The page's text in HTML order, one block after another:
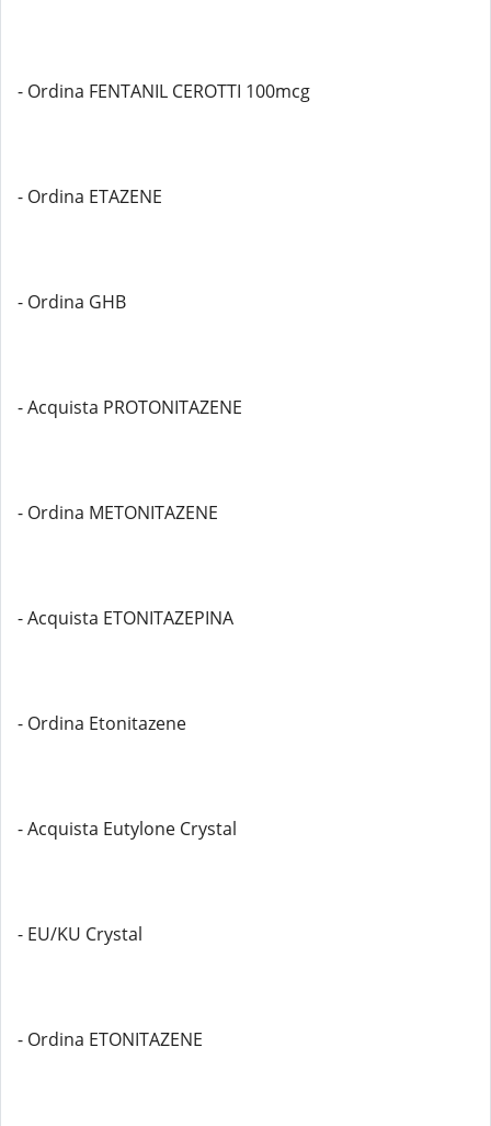
- Ordina FENTANIL CEROTTI 100mcg
- Ordina ETAZENE
- Ordina GHB
- Acquista PROTONITAZENE
- Ordina METONITAZENE
- Acquista ETONITAZEPINA
- Ordina Etonitazene
- Acquista Eutylone Crystal
- EU/KU Crystal
- Ordina ETONITAZENE